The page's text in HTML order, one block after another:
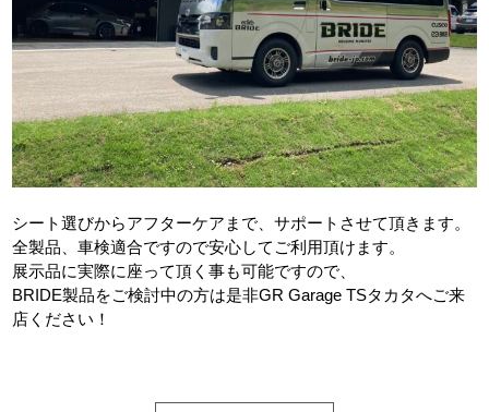
シート選びからアフターケアまで、サポートさせて頂きます。
全製品、車検適合ですので安心してご利用頂けます。
展示品に実際に座って頂く事も可能ですので、
BRIDE製品をご検討中の方は是非GR Garage TSタカタへご来
店ください！